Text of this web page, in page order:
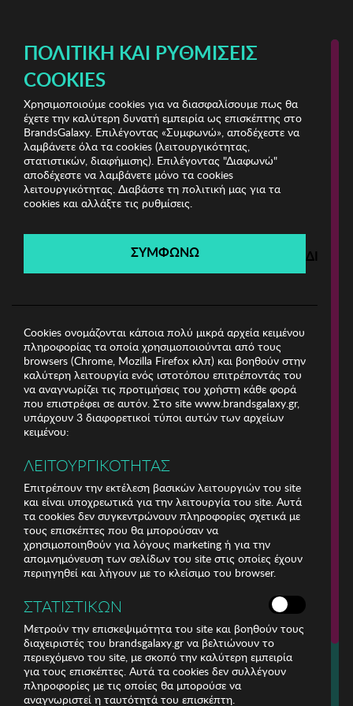
Shoes Bazaar
Shoes Bazaar
Λήγει σε: 00ημέρες | 00ώρες 00λεπτά 00δευτ.
Filters
Για τηλεφωνικές παραγγελίες καλέστε
211 18 94 400
(Δευτέρα έως Παρασκευή 9:30 - 14:30 & 24ώρες Φωνητική Πύλη)
ΠΟΛΙΤΙΚΉ ΚΑΙ ΡΥΘΜΊΣΕΙΣ
COOKIES
Χρησιμοποιούμε cookies για να διασφαλίσουμε πως θα
έχετε την καλύτερη δυνατή εμπειρία ως επισκέπτης στο
BrandsGalaxy. Επιλέγοντας «Συμφωνώ», αποδέχεστε να
λαμβάνετε όλα τα cookies (λειτουργικότητας,
στατιστικών, διαφήμισης). Επιλέγοντας "Διαφωνώ"
αποδέχεστε να λαμβάνετε μόνο τα cookies
λειτουργικότητας. Διαβάστε τη πολιτική μας για τα
cookies και αλλάξτε τις ρυθμίσεις.
ΣΥΜΦΩΝΩ
Cookies ονομάζονται κάποια πολύ μικρά αρχεία κειμένου
πληροφορίας τα οποία χρησιμοποιούνται από τους
browsers (Chrome, Mozilla Firefox κλπ) και βοηθούν στην
καλύτερη λειτουργία ενός ιστοτόπου επιτρέποντάς του
να αναγνωρίζει τις προτιμήσεις του χρήστη κάθε φορά
που επιστρέφει σε αυτόν. Στο site www.brandsgalaxy.gr,
υπάρχουν 3 διαφορετικοί τύποι αυτών των αρχείων
κειμένου:
ΛΕΙΤΟΥΡΓΙΚΟΤΗΤΑΣ
Επιτρέπουν την εκτέλεση βασικών λειτουργιών του site
και είναι υποχρεωτικά για την λειτουργία του site. Αυτά
τα cookies δεν συγκεντρώνουν πληροφορίες σχετικά με
τους επισκέπτες που θα μπορούσαν να
χρησιμοποιηθούν για λόγους marketing ή για την
απομνημόνευση των σελίδων του site στις οποίες έχουν
περιηγηθεί και λήγουν με το κλείσιμο του browser.
ΣΤΑΤΙΣΤΙΚΩΝ
Μετρούν την επισκεψιμότητα του site και βοηθούν τους
διαχειριστές του brandsgalaxy.gr να βελτιώνουν το
περιεχόμενο του site, με σκοπό την καλύτερη εμπειρία
για τους επισκέπτες. Αυτά τα cookies δεν συλλέγουν
πληροφορίες με τις οποίες θα μπορούσε να
αναγνωριστεί η ταυτότητά του επισκέπτη.